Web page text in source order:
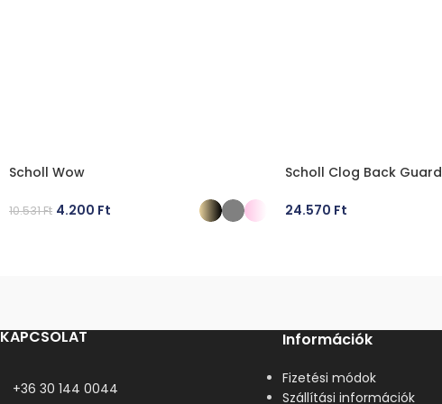
Scholl Wow
10.531Ft 4.200 Ft
Scholl Clog Back Guard
24.570 Ft
KAPCSOLAT
+36 30 144 0044
Információk
Fizetési módok
Szállítási információk